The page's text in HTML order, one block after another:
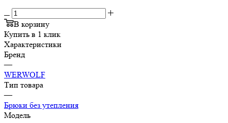
В корзину
Купить в 1 клик
Характеристики
Бренд
—
WERWOLF
Тип товара
—
Брюки без утепления
Модель